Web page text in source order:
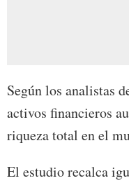
Según los analistas
activos financieros
riqueza total en el
El estudio recalca